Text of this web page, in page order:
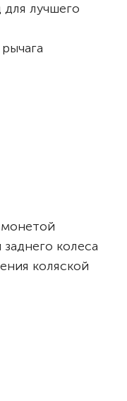
для лучшего
колеса
коляской